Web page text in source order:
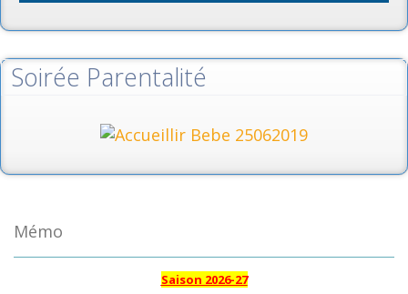
Soirée Parentalité
Mémo
Saison 2026-27